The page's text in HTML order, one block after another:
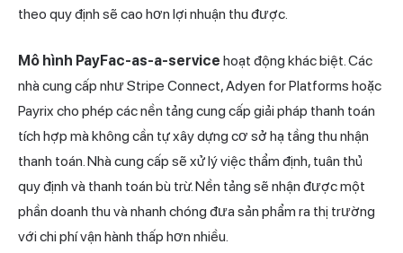
theo quy định sẽ cao hơn lợi nhuận thu được.
Mô hình PayFac-as-a-service hoạt động khác biệt. Các
nhà cung cấp như Stripe Connect, Adyen for Platforms hoặc
Payrix cho phép các nền tảng cung cấp giảipháp thanh toán
tích hợp mà không cần tự xây dựng cơ sở hạ tầng thu nhận
thanh toán. Nhà cung cấp sẽ xử lý việc thẩm định, tuân thủ
quy định và thanh toán bù trừ. Nền tảng sẽ nhận được một
phần doanh thu và nhanh chóng đưa sản phẩm ra thị trường
với chi phí vận hành thấp hơn nhiều.